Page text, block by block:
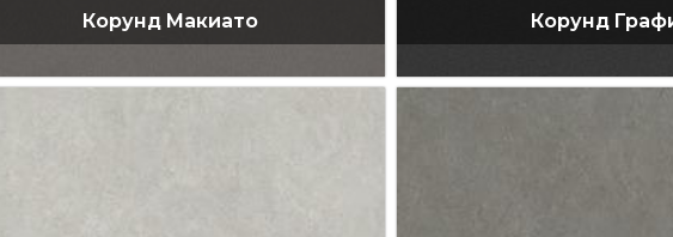
Корунд Макиато Корунд